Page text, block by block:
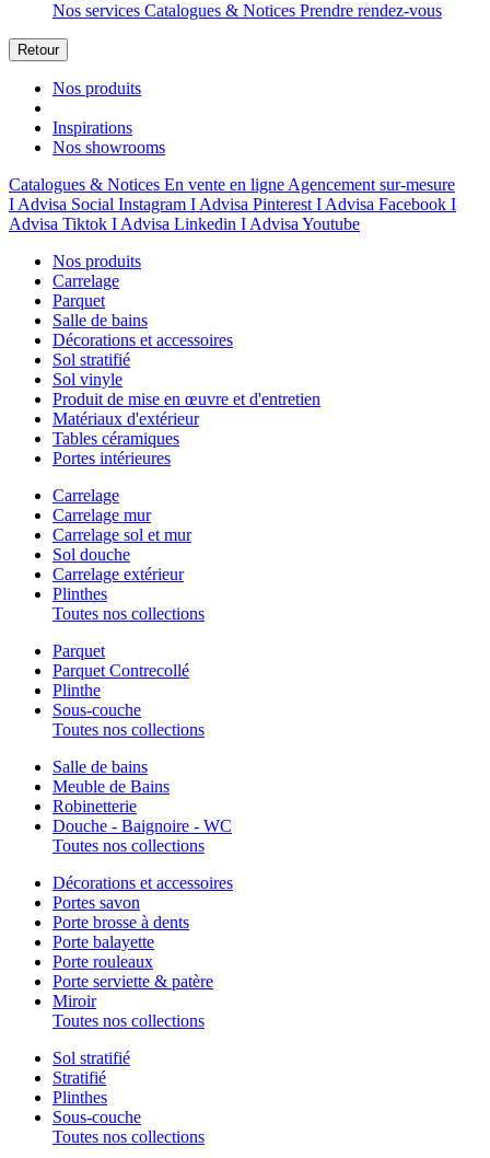
Nos services Catalogues & Notices Prendre rendez-vous
Retour
Nos produits
Inspirations
Nos showrooms
Catalogues & Notices En vente en ligne Agencement sur-mesure
I Advisa Social Instagram I Advisa Pinterest I Advisa Facebook I
Advisa Tiktok I Advisa Linkedin I Advisa Youtube
Nos produits
Carrelage
Parquet
Salle de bains
Décorations et accessoires
Sol stratifié
Sol vinyle
Produit de mise en œuvre et d'entretien
Matériaux d'extérieur
Tables céramiques
Portes intérieures
Carrelage
Carrelage mur
Carrelage sol et mur
Sol douche
Carrelage extérieur
Plinthes
Toutes nos collections
Parquet
Parquet Contrecollé
Plinthe
Sous-couche
Toutes nos collections
Salle de bains
Meuble de Bains
Robinetterie
Douche - Baignoire - WC
Toutes nos collections
Décorations et accessoires
Portes savon
Porte brosse à dents
Porte balayette
Porte rouleaux
Porte serviette & patère
Miroir
Toutes nos collections
Sol stratifié
Stratifié
Plinthes
Sous-couche
Toutes nos collections